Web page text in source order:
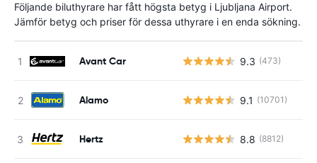
Följande biluthyrare har fått högsta betyg i Ljubljana Airport.
Jämför betyg och priser för dessa uthyrare i en enda sökning.
Avant Car 9.3 (473)
Alamo 9.1 (10701)
Hertz 8.8 (8812)